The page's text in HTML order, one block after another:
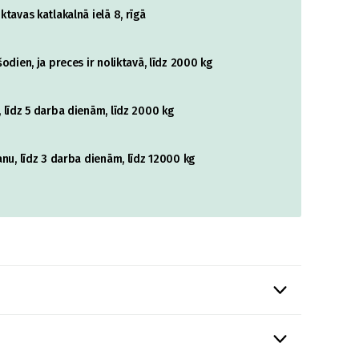
katlakalnā ielā 8, rīgā
ja preces ir noliktavā, līdz 2000 kg
5 darba dienām, līdz 2000 kg
līdz 3 darba dienām, līdz 12000 kg